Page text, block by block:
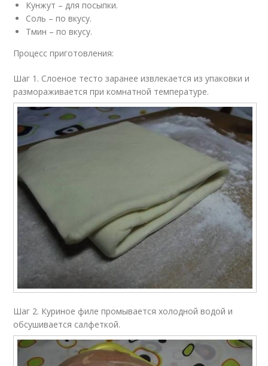
Кунжут – для посыпки.
Соль – по вкусу.
Тмин – по вкусу.
Процесс приготовления:
Шаг 1. Слоеное тесто заранее извлекается из упаковки и
размораживается при комнатной температуре.
Шаг 2. Куриное филе промывается холодной водой и
обсушивается салфеткой.